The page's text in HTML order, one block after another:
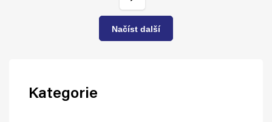
Načíst další
Kategorie